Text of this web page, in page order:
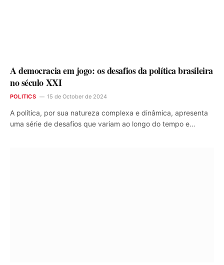
A democracia em jogo: os desafios da política brasileira
no século XXI
POLITICS 15 de October de 2024
A política, por sua natureza complexa e dinâmica, apresenta
uma série de desafios que variam ao longo do tempo e…